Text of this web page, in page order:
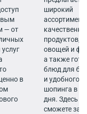
— от
в
широкий
ассортимент
продуктов,
овощей и
а также
блюд для
и удобного
шопинга в
дня. Здесь
сможете